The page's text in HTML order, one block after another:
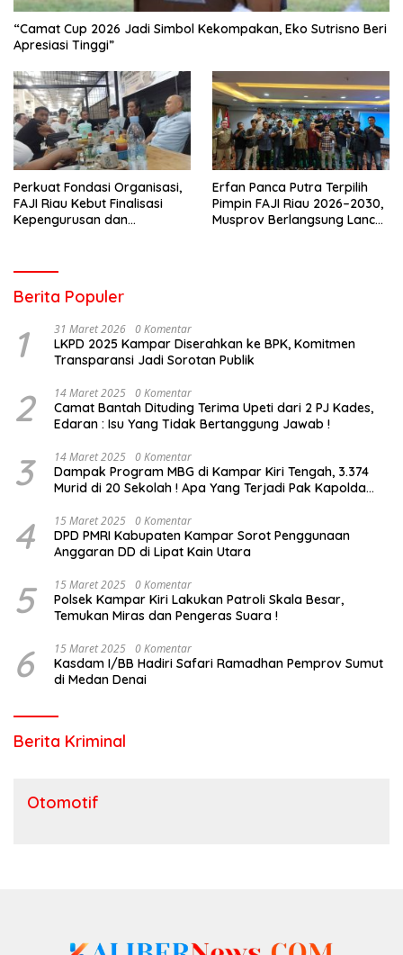
“Camat Cup 2026 Jadi Simbol Kekompakan, Eko Sutrisno Beri
Apresiasi Tinggi”
Perkuat Fondasi Organisasi,
FAJI Riau Kebut Finalisasi
Kepengurusan dan
Erfan Panca Putra Terpilih
Pimpin FAJI Riau 2026–2030,
Musprov Berlangsung Lancar
Berita Populer
1 31 Maret 2026 0 Komentar
LKPD 2025 Kampar Diserahkan ke BPK, Komitmen
Transparansi Jadi Sorotan Publik
2 14 Maret 2025 0 Komentar
Camat Bantah Dituding Terima Upeti dari 2 PJ Kades,
Edaran : Isu Yang Tidak Bertanggung Jawab !
3 14 Maret 2025 0 Komentar
Dampak Program MBG di Kampar Kiri Tengah, 3.374
Murid di 20 Sekolah ! Apa Yang Terjadi Pak Kapolda
4 15 Maret 2025 0 Komentar
DPD PMRI Kabupaten Kampar Sorot Penggunaan
Anggaran DD di Lipat Kain Utara
5 15 Maret 2025 0 Komentar
Polsek Kampar Kiri Lakukan Patroli Skala Besar,
Temukan Miras dan Pengeras Suara !
6 15 Maret 2025 0 Komentar
Kasdam I/BB Hadiri Safari Ramadhan Pemprov Sumut
di Medan Denai
Berita Kriminal
Otomotif